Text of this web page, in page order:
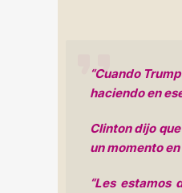
“Cuando
haciendo en
Clinton dijo
un momento en
“Les estamos